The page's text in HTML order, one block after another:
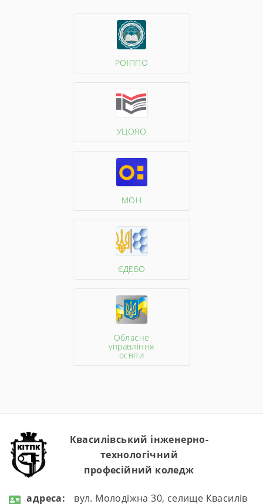
РОІППО
УЦОЯО
МОН
ЄДЕБО
Обласне
управління
освіти
Квасилівський інженерно-
технологічний
професійний коледж
aдресa:
вул. Молодіжна 30, селище Квасилів